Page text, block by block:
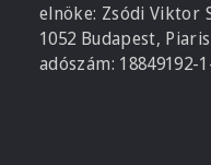
elnöke: Zsódi Viktor
1052 Budapest,
adószám: 18849192-